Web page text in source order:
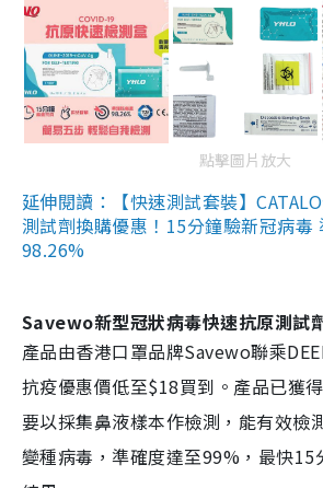
點擊圖片放大
延伸閱讀：【快速測試套裝】
測試劑換購優惠！15分鐘驗新冠病毒
98.26%
Savewo新型冠狀病毒快速抗原測試
產品由香港口罩品牌Savewo聯乘
抗疫優惠價低至$18買到。產品已獲
要以採集鼻液樣本作檢測，能有效
變種病毒，準確度達至99%，最快15